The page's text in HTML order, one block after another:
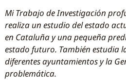
Mi Trabajo de Investigación
realiza un estudio del estado
en Cataluña y una pequeña
estado futuro. También estudia
diferentes ayuntamientos y la
problemática.